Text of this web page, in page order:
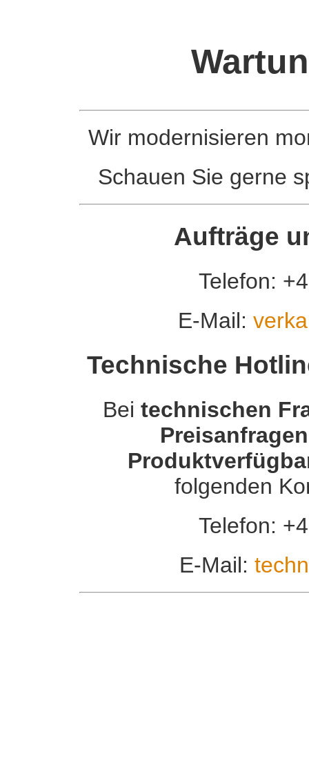
Wir modernisieren
Schauen Sie gerne
Aufträge
Telefon:
E-Mail:
Technische
Bei technischen
Preisanfragen
folgenden
Telefon:
E-Mail: